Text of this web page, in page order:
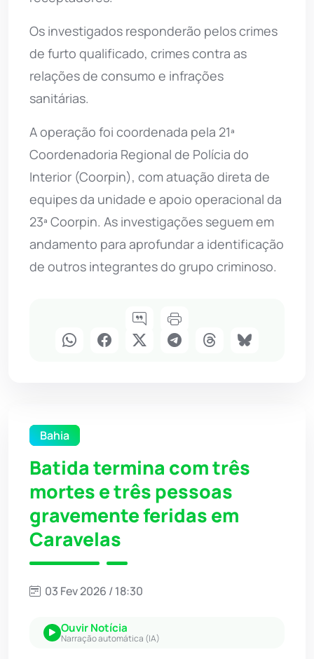
Os investigados responderão pelos crimes
de furto qualificado, crimes contra as
relações de consumo e infrações
sanitárias.
A operação foi coordenada pela 21ª
Coordenadoria Regional de Polícia do
Interior (Coorpin), com atuação direta de
equipes da unidade e apoio operacional da
23ª Coorpin. As investigações seguem em
andamento para aprofundar a identificação
de outros integrantes do grupo criminoso.
Bahia
Batida termina com três
mortes e três pessoas
gravemente feridas em
Caravelas
03 Fev 2026 / 18:30
Ouvir Notícia
Narração automática (IA)